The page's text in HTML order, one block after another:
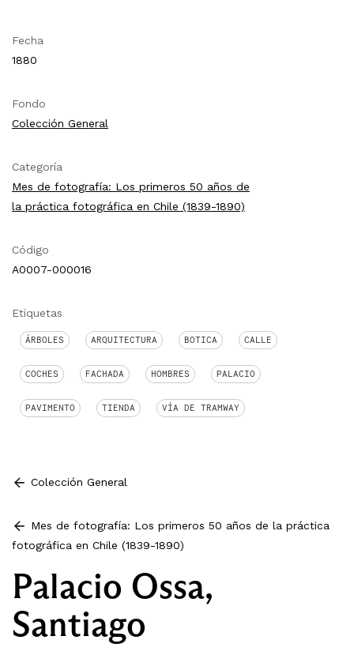
Fecha
1880
Fondo
Colección General
Categoría
Mes de fotografía: Los primeros 50 años de
la práctica fotográfica en Chile (1839-1890)
Código
A0007-000016
Etiquetas
ÁRBOLES ARQUITECTURA BOTICA CALLE
COCHES FACHADA HOMBRES PALACIO
PAVIMENTO TIENDA VÍA DE TRAMWAY
Colección General
Mes de fotografía: Los primeros 50 años de la práctica
fotográfica en Chile (1839-1890)
Palacio Ossa,
Santiago